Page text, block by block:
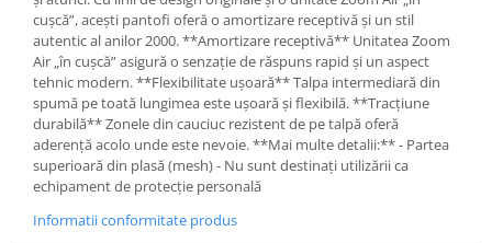
cușcă”, acești pantofi oferă o amortizare receptivă și un stil
autentic al anilor 2000. **Amortizare receptivă** Unitatea Zoom
Air „în cușcă” asigură o senzație de răspuns rapid și un aspect
tehnic modern. **Flexibilitate ușoară** Talpa intermediară din
spumă pe toată lungimea este ușoară și flexibilă. **Tracțiune
durabilă** Zonele din cauciuc rezistent de pe talpă oferă
aderență acolo unde este nevoie. **Mai multe detalii:** - Partea
superioară din plasă (mesh) - Nu sunt destinați utilizării ca
echipament de protecție personală
Informatii conformitate produs